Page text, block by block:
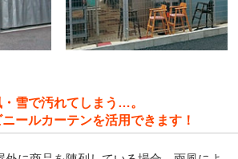
雪で汚れてしまう…。
ールカーテンを活用できます！